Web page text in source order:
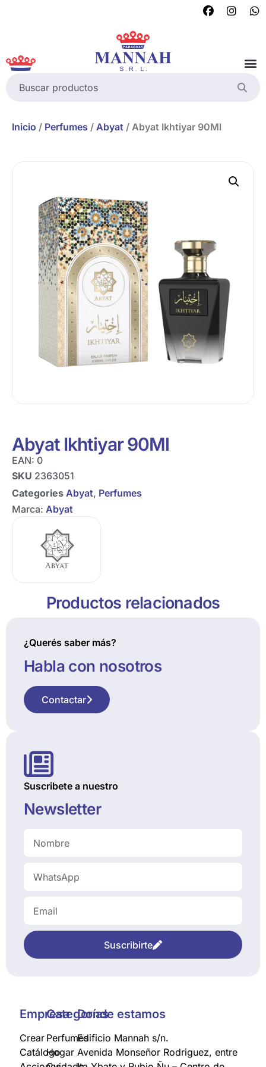
Inicio / Perfumes / Abyat / Abyat Ikhtiyar 90Ml
Abyat Ikhtiyar 90Ml
EAN: 0
SKU 2363051
Categories Abyat, Perfumes
Marca: Abyat
Productos relacionados
¿Querés saber más?
Habla con nosotros
Contactar
Suscribete a nuestro
Newsletter
Suscribirte
Empresa
Crear
Catálogo
Categorías
Perfumes
Hogar
Donde estamos
Edificio Mannah s/n.
Avenida Monseñor Rodriguez, entre